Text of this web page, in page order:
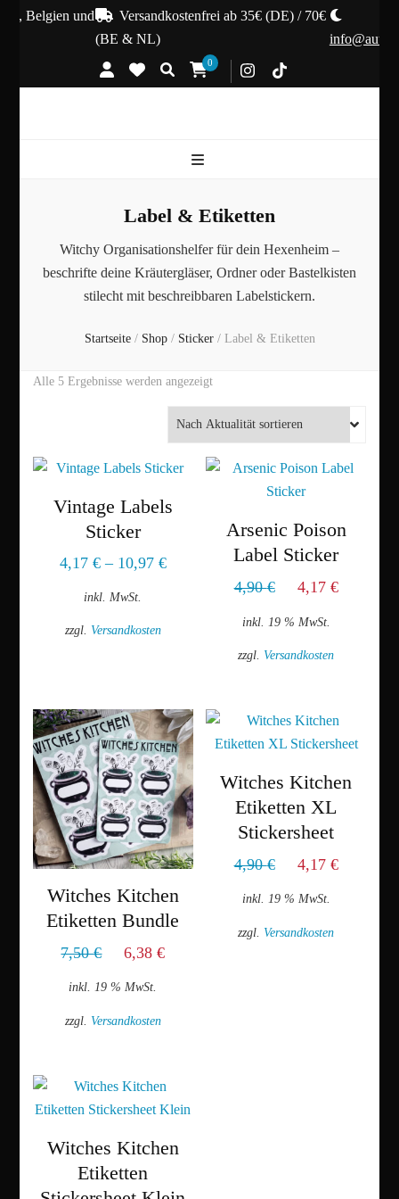
Belgien und
Versandkostenfrei ab 35€ (DE) / 70€
(BE & NL)
0
Label & Etiketten
Witchy Organisationshelfer für dein Hexenheim –
beschrifte deine Kräutergläser, Ordner oder Bastelkisten
stilecht mit beschreibbaren Labelstickern.
Startseite / Shop / Sticker / Label & Etiketten
Alle 5 Ergebnisse werden angezeigtNach
sortiert
Vintage Labels
Sticker
4,17 €– 10,97 €
inkl. MwSt.
zzgl. Versandkosten
mehrere
Varianten
auf.
Die
Optionen
können
auf
der
Produktseite
werden
Arsenic Poison
Label Sticker
4,90€
Ursprünglicher
4,90 €
4,17 €
inkl. 19 % MwSt.
zzgl. Versandkosten
Witches Kitchen
Etiketten Bundle
7,50€
Ursprünglicher
7,50 €
6,38€
inkl. 19 % MwSt.
zzgl. Versandkosten
Witches Kitchen
Etiketten XL
Stickersheet
4,90€
Ursprünglicher
4,90 €
4,17 €
inkl. 19 % MwSt.
zzgl. Versandkosten
Witches Kitchen
Etiketten